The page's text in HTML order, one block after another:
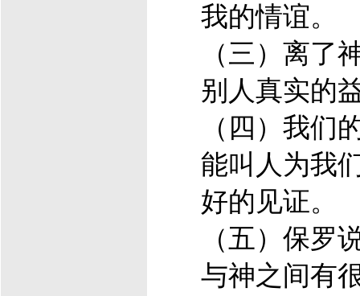
我的情谊。
（三）离了
别人真实的
（四）我们
能叫人为我
好的见证。
（五）保罗
与神之间有